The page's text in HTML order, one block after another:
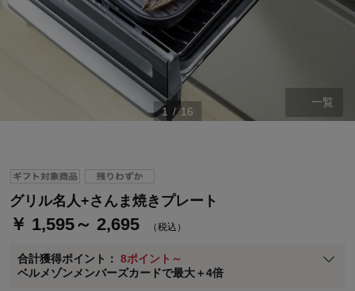
1 / 16
一覧
グリル名人+さんま焼きプレート
￥ 1,595～ 2,695 （税込）
合計獲得ポイント： 8ポイント～
ベルメゾンメンバーズカードで最大＋4倍
ステージが上がれば送料無料・返品引取無料！
さらにポイント還元最大16倍！
ベルメゾン・ポイントについて
通常商品送料無料 返品引取無料（JCBのみ）
即時入会なら更に500円OFFクーポンプレゼント
※メンバーズカードの加算ポイントはステージ倍率適用前の基本ポイント
に対して適用されます。